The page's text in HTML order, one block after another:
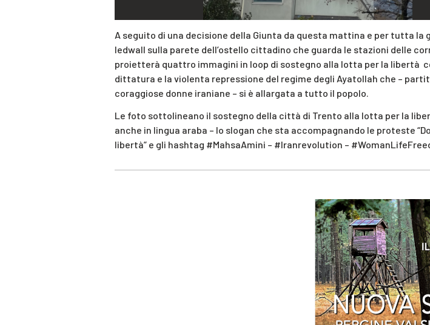
A seguito di una decisione della Giunta da questa mattina e per tutta la
ledwall sulla parete dell’ostello cittadino che guarda le stazioni delle
proietterà quattro immagini in loop di sostegno alla lotta per la libertà
dittatura e la violenta repressione del regime degli Ayatollah che –
coraggiose donne iraniane – si è allargata a tutto il popolo.
Le foto sottolineano il sostegno della città di Trento alla lotta per la
anche in lingua araba – lo slogan che sta accompagnando le proteste
libertà” e gli hashtag #MahsaAmini – #Iranrevolution –